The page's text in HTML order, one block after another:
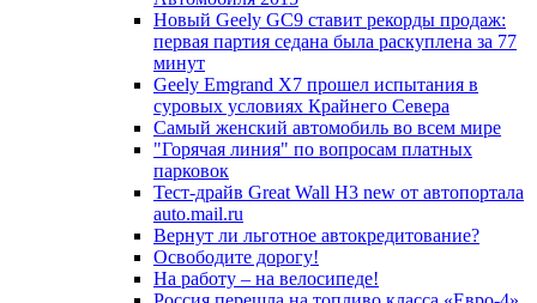
Новый Geely GC9 ставит рекорды продаж:
первая партия седана была раскуплена за 77
минут
Geely Emgrand X7 прошел испытания в
суровых условиях Крайнего Севера
Самый женский автомобиль во всем мире
"Горячая линия" по вопросам платных
парковок
Тест-драйв Great Wall H3 new от автопортала
auto.mail.ru
Вернут ли льготное автокредитование?
Освободите дорогу!
На работу – на велосипеде!